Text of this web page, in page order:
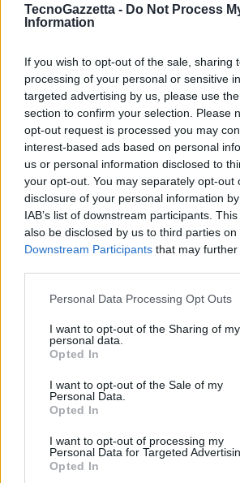
TecnoGazzetta - Do Not Process
Information
If you wish to opt-out of the sale, sharing
processing of your personal or sensitive
targeted advertising by us, please use
section to confirm your selection. Please
opt-out request is processed you may
interest-based ads based on personal
us or personal information disclosed to
your opt-out. You may separately opt-out
disclosure of your personal information
IAB’s list of downstream participants.
also be disclosed by us to third parties on
Downstream Participants that may
Personal Data Processing Opt Outs
I want to opt-out of the Sharing of my
personal data.
Opted In
I want to opt-out of the Sale of my
Personal Data.
Opted In
I want to opt-out of processing my
Personal Data for Targeted
Opted In
Webcam, le credenziali bancarie esistenti
per l’identificazione, anche il circuito SPID.
I primi casi di successo in arrivo
Tra le realtà che hanno già scelto di
offerta da InfoCert ci sonoAlba Leasing,
settore della locazione finanziaria,Factorit,
Gruppo Banca Popolare di Sondrio, e
marketplace online di Fondi Comuni di
L’utilizzo di SPID ci consente di
attuando una strong authentication e
credenziali per la firma elettronica. Con
avrebbe dovuto effettuare
InfoCert i nostri clienti possono
ulteriori passaggi e perdite di tempo. È
essere per istruire una pratica di leasing
efficiente, massimizzando anche la
clientela imprese
Stefano Corti.